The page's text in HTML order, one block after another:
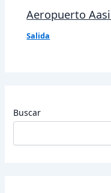
Aeropuerto
Salida
Buscar